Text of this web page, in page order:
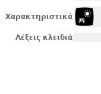
Χαρακτηριστικά
Λέξεις κλειδιά